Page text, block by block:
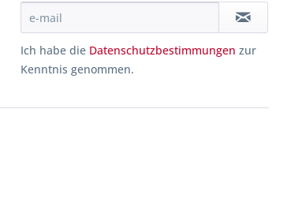
Ich habe die Datenschutzbestimmungen zur
Kenntnis genommen.